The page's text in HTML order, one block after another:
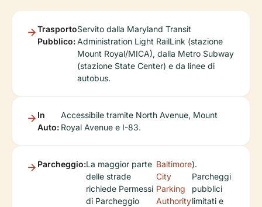
Trasporto
Pubblico:
Servito dalla Maryland Transit
Administration Light RailLink (stazione
Mount Royal/MICA), dalla Metro Subway
(stazione State Center) e da linee di
autobus.
In
Auto:
Accessibile tramite North Avenue, Mount
Royal Avenue e I-83.
Parcheggio:La maggior parte
delle strade
richiede Permessi
di Parcheggio
Baltimore
City
Parking
Authority
).
Parcheggi
pubblici
limitati e